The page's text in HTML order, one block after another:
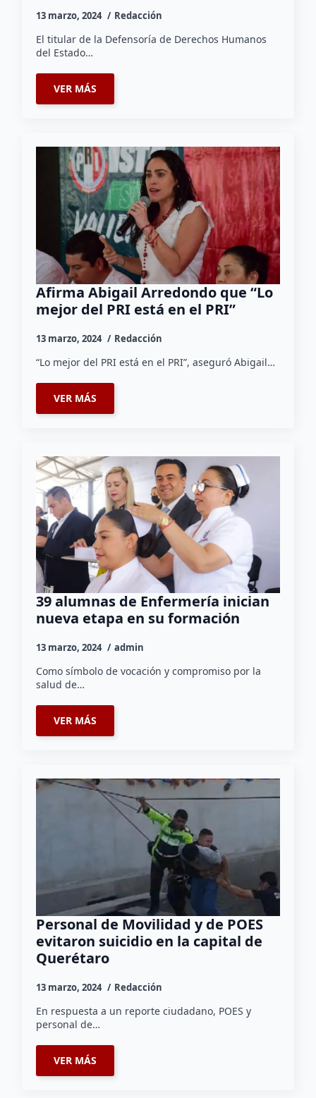
13 marzo, 2024 Redacción
El titular de la Defensoría de Derechos Humanos
del Estado…
VER MÁS
Afirma Abigail Arredondo que “Lo
mejor del PRI está en el PRI”
13 marzo, 2024 Redacción
“Lo mejor del PRI está en el PRI”, aseguró Abigail…
VER MÁS
39 alumnas de Enfermería inician
nueva etapa en su formación
13 marzo, 2024 admin
Como símbolo de vocación y compromiso por la
salud de…
VER MÁS
Personal de Movilidad y de POES
evitaron suicidio en la capital de
Querétaro
13 marzo, 2024 Redacción
En respuesta a un reporte ciudadano, POES y
personal de…
VER MÁS